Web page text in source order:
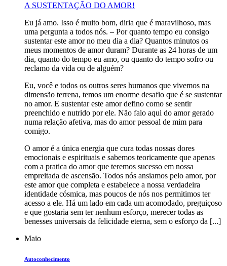
A SUSTENTAÇÃO DO AMOR!
Eu já amo. Isso é muito bom, diria que é maravilhoso, mas
uma pergunta a todos nós. – Por quanto tempo eu consigo
sustentar este amor no meu dia a dia? Quantos minutos os
meus momentos de amor duram? Durante as 24 horas de um
dia, quanto do tempo eu amo, ou quanto do tempo sofro ou
reclamo da vida ou de alguém?
Eu, você e todos os outros seres humanos que vivemos na
dimensão terrena, temos um enorme desafio que é se sustentar
no amor. E sustentar este amor defino como se sentir
preenchido e nutrido por ele. Não falo aqui do amor gerado
numa relação afetiva, mas do amor pessoal de mim para
comigo.
O amor é a única energia que cura todas nossas dores
emocionais e espirituais e sabemos teoricamente que apenas
com a pratica do amor que teremos sucesso em nossa
empreitada de ascensão. Todos nós ansiamos pelo amor, por
este amor que completa e estabelece a nossa verdadeira
identidade cósmica, mas poucos de nós nos permitimos ter
acesso a ele. Há um lado em cada um acomodado, preguiçoso
e que gostaria sem ter nenhum esforço, merecer todas as
benesses universais da felicidade eterna, sem o esforço da [...]
Maio
Autoconhecimento